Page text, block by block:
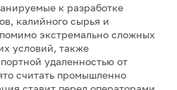
к разработке
калийного сырья и
экстремально сложных
условий, также
удаленностью от
считать промышленно